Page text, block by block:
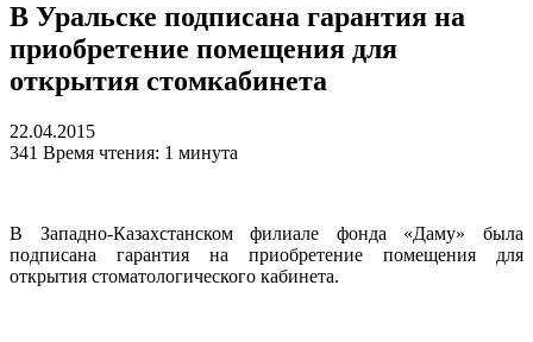
В Уральске подписана гарантия на
приобретение помещения для
открытия стомкабинета
22.04.2015
341 Время чтения: 1 минута
В Западно-Казахстанском филиале фонда «Даму» была
подписана гарантия на приобретение помещения для
открытия стоматологического кабинета.